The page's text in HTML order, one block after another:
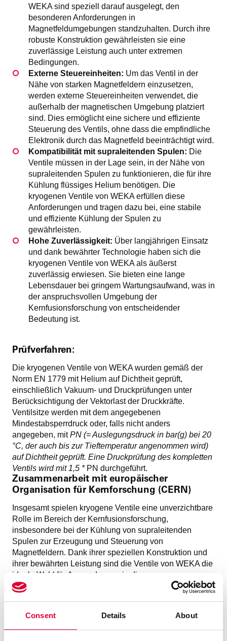
Consent Details About
WEKA sind speziell darauf ausgelegt, den
besonderen Anforderungen in
Magnetfeldumgebungen standzuhalten. Durch ihre
robuste Konstruktion gewährleisten sie eine
zuverlässige Leistung auch unter extremen
Bedingungen.
Externe Steuereinheiten: Um das Ventil in der
Nähe von starken Magnetfeldern einzusetzen,
werden externe Steuereinheiten verwendet, die
außerhalb der magnetischen Umgebung platziert
sind. Dies ermöglicht eine sichere und effiziente
Steuerung des Ventils, ohne dass die empfindliche
Elektronik durch das Magnetfeld beeinträchtigt wird.
Kompatibilität mit supraleitenden Spulen: Die
Ventile müssen in der Lage sein, in der Nähe von
supraleitenden Spulen zu funktionieren, die für ihre
Kühlung flüssiges Helium benötigen. Die
kryogenen Ventile von WEKA erfüllen diese
Anforderungen und tragen dazu bei, eine stabile
und effiziente Kühlung der Spulen zu
gewährleisten.
Hohe Zuverlässigkeit: Über langjährigen Einsatz
und dank bewährter Technologie haben sich die
kryogenen Ventile von WEKA als äußerst
zuverlässig erwiesen. Sie bieten eine lange
Lebensdauer bei gringem Wartungsaufwand, was in
der anspruchsvollen Umgebung der
Kernfusionsforschung von entscheidender
Bedeutung ist.
Prüfverfahren:
Die kryogenen Ventile von WEKA wurden gemäß der
Norm EN 1779 mit Helium auf Dichtheit geprüft,
einschließlich Vakuum- und Druckprüfungen unter
Berücksichtigung der Vektorlast der Druckkräfte.
Ventilsitze werden mit dem angegebenen
Mindestabsperrdruck oder, falls nicht anders
angegeben, mitPN (= Auslegungsdruck in bar(g) bei 20
°C, der auch bis zur Tieftemperatur angenommen wird)
auf Dichtheit geprüft. Eine Druckprüfung des kompletten
Ventils wird mit 1,5 * PN durchgeführt.
Zusammenarbeit mit europäischer
Organisation für Kernforschung (CERN)
Insgesamt spielen kryogene Ventile eine unverzichtbare
Rolle im Bereich der Kernfusionsforschung,
insbesondere bei der Kühlung von supraleitenden
Spulen zur Erzeugung und Steuerung von
Magnetfeldern. Dank ihrer speziellen Konstruktion und
ihrer bewährten Leistung sind die Ventile von WEKA die
ideale Wahl für Anwendungen in diesem
anspruchsvollen Umfeld und finden deshalb bereits
Wenn Sie mehr über die WEKA Komponenten in der
Kernfusion erfahren möchten haben wirhieretwas für